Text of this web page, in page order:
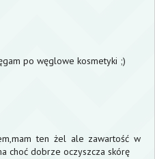
po węglowe kosmetyki ;)
ten żel ale zawartość w
choć dobrze oczyszcza skórę